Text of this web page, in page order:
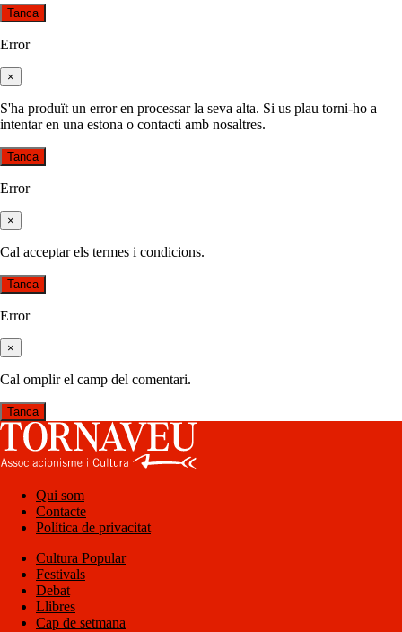
Tanca
Error
×
S'ha produït un error en processar la seva alta. Si us plau torni-ho a
intentar en una estona o contacti amb nosaltres.
Tanca
Error
×
Cal acceptar els termes i condicions.
Tanca
Error
×
Cal omplir el camp del comentari.
Tanca
Qui som
Contacte
Política de privacitat
Cultura Popular
Festivals
Debat
Llibres
Cap de setmana